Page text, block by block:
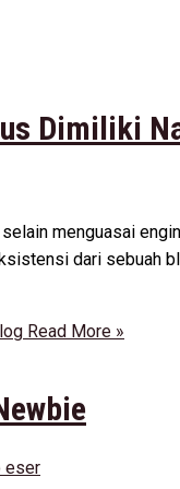
Dimiliki
menguasai
dari sebuah
Read More »
eser